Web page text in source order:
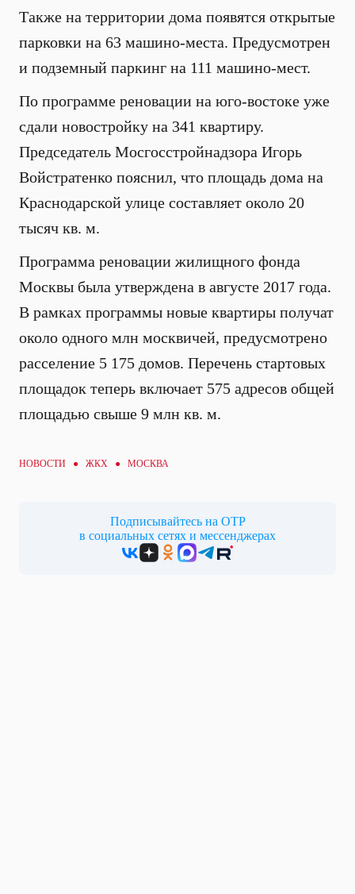
Также на территории дома появятся открытые
парковки на 63 машино-места. Предусмотрен
и подземный паркинг на 111 машино-мест.
По программе реновации на юго-востоке уже
сдали новостройку на 341 квартиру.
Председатель Мосгосстройнадзора Игорь
Войстратенко пояснил, что площадь дома на
Краснодарской улице составляет около 20
тысяч кв. м.
Программа реновации жилищного фонда
Москвы была утверждена в августе 2017 года.
В рамках программы новые квартиры получат
около одного млн москвичей, предусмотрено
расселение 5 175 домов. Перечень стартовых
площадок теперь включает 575 адресов общей
площадью свыше 9 млн кв. м.
НОВОСТИ ● ЖКХ ● МОСКВА
Подписывайтесь на ОТР
в социальных сетях и мессенджерах